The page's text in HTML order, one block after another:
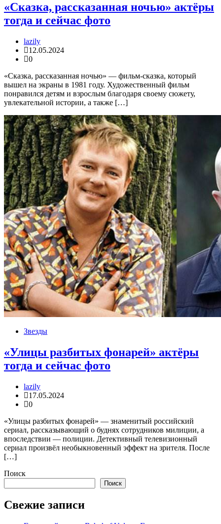
«Сказка, рассказанная ночью» актёры
тогда и сейчас фото
lazily
12.05.2024
0
«Сказка, рассказанная ночью» — фильм-сказка, который
вышел на экраны в 1981 году. Художественный фильм
понравился детям и взрослым благодаря своему сюжету,
увлекательной истории, а также […]
Звезды
«Улицы разбитых фонарей» актёры
тогда и сейчас фото
lazily
17.05.2024
0
«Улицы разбитых фонарей» — знаменитый российский
сериал, рассказывающий о буднях сотрудников милиции, а
впоследствии — полиции. Детективный телевизионный
сериал произвёл необыкновенный эффект на зрителя. После
[…]
Поиск
Поиск
Свежие записи